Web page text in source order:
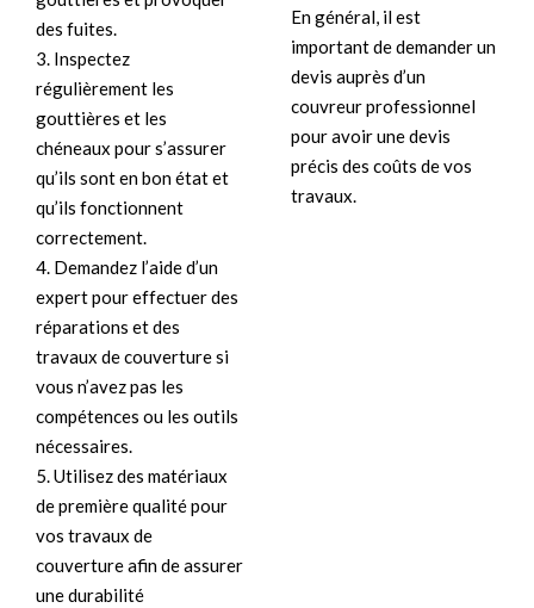
des fuites.
3. Inspectez
régulièrement les
gouttières et les
chéneaux pour s’assurer
qu’ils sont en bon état et
qu’ils fonctionnent
correctement.
4. Demandez l’aide d’un
expert pour effectuer des
réparations et des
travaux de couverture si
vous n’avez pas les
compétences ou les outils
nécessaires.
5. Utilisez des matériaux
de première qualité pour
vos travaux de
couverture afin de assurer
une durabilité
En général, il est
important de demander un
devis auprès d’un
couvreur professionnel
pour avoir une devis
précis des coûts de vos
travaux.